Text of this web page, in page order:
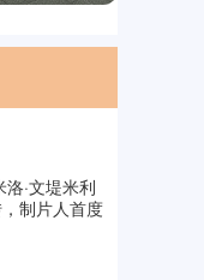
·文堤米利
制片人首度